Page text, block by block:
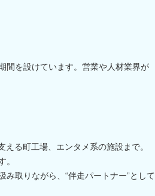
間を設けています。営業や人材業界が
る町工場、エンタメ系の施設まで。
。
取りながら、“伴走パートナー”として